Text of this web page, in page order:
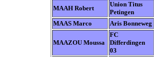
MAAH Robert
Union Titus
Petingen
MAAS Marco Aris Bonneweg
MAAZOU Moussa
FC
Differdingen
03